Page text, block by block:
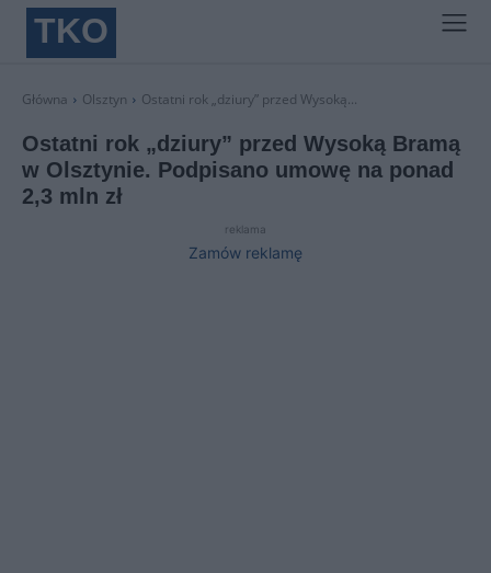
TKO
Główna Olsztyn Ostatni rok „dziury” przed Wysoką...
Ostatni rok „dziury” przed Wysoką Bramą
w Olsztynie. Podpisano umowę na ponad
2,3 mln zł
reklama
Zamów reklamę